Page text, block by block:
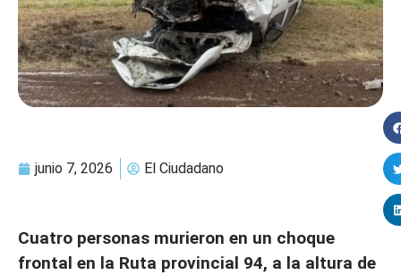
junio 7, 2026 El Ciudadano
Cuatro personas murieron en un choque
frontal en la Ruta provincial 94, a la altura de